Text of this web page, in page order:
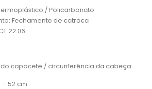
/ Policarbonato
Fechamento de catraca
22.06
capacete / circunferência da cabeça:
– 52 cm